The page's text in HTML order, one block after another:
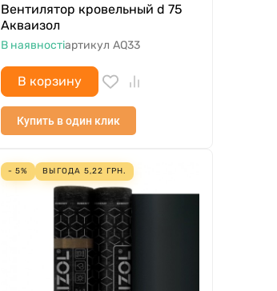
Вентилятор кровельный d 75
Акваизол
В наявностіартикул AQ33
В корзину
Купить в один клик
- 5% ВЫГОДА 5,22 ГРН.